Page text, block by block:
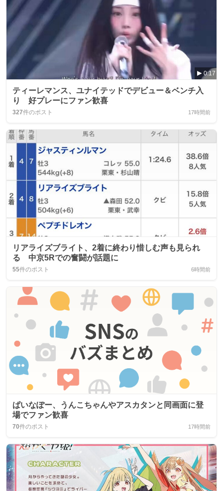
0:17
ティーレマンス、ユナイテッドでデビュー＆ベンチ入
り 好プレーにファン歓喜
327件のポスト 17時間前
リアライズブライト、2着に終わり惜しむ声も見られ
る 中京5Rでの奮闘が話題に
55件のポスト 6時間前
ぱいなぽー、うんこちゃんやアスカタンと同画面に登
場でファン歓喜
70件のポスト 17時間前